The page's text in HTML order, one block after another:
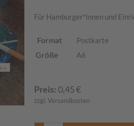
Für Hamburger*innen und
Format Postkarte
Größe A6
Preis: 0,45 €
zzgl. Versandkosten